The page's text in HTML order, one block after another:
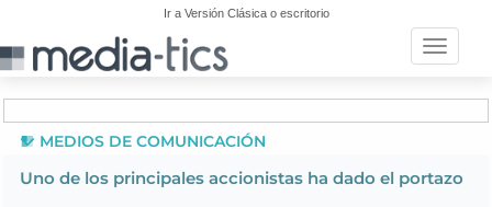
Ir a Versión Clásica o escritorio
Toggle
MEDIOS DE COMUNICACIÓN
Uno de los principales accionistas ha dado el portazo